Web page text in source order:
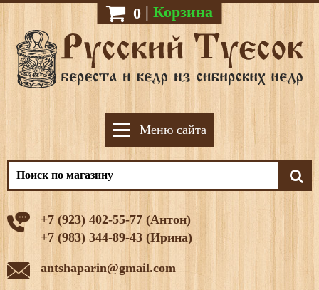
0 | Корзина
Меню сайта
+7 (923) 402-55-77 (Антон)
+7 (983) 344-89-43 (Ирина)
antshaparin@gmail.com